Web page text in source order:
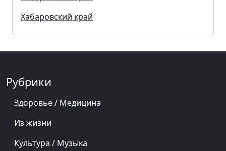
Хабаровский край
Рубрики
Здоровье / Медицина
Из жизни
Культура / Музыка